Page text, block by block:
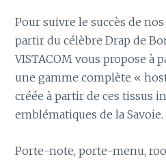
Pour suivre le succès de
partir du célèbre Drap de
VISTACOM vous propose à
une gamme complète «
créée à partir de ces tissus
emblématiques de la Savoie.
Porte-note, porte-menu,